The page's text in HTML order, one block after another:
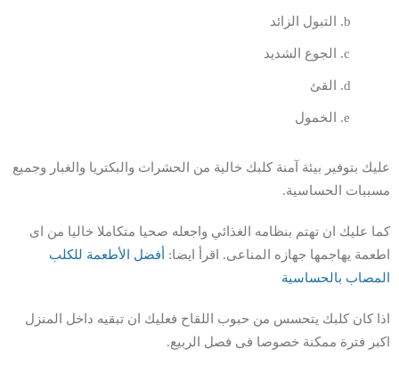
التبول الزائد
الجوع الشديد
القئ
الخمول
عليك بتوفير بيئة آمنة كلبك خالية من الحشرات والبكتريا والغبار وجميع
مسببات الحساسية.
كما عليك ان تهتم بنظامه الغذائي واجعله صحيا متكاملا خاليا من اى
اطعمة يهاجمها جهازه المناعى. اقرأ ايضا:
أفضل الأطعمة للكلب
المصاب بالحساسية
اذا كان كلبك يتحسس من حبوب اللقاح فعليك ان تبقيه داخل المنزل
اكبر فترة ممكنة خصوصا فى فصل الربيع.